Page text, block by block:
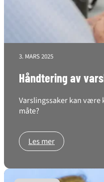
3. MARS 2025
Håndtering av
Varslingssaker kan være
måte?
Les mer